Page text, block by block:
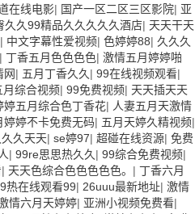
在线电影| 国产一区二区三区影院| 亚
久久99精品久久久久久酒店| 天天干天
| 中文字幕性爱视频| 色婷婷88| 久久久
| 丁香五月色色色色| 激情五月婷婷啪
网| 五月丁香久久 | 99在线视频观看|
月综合视频| 99免费视频| 天天插天天
婷五月综合色丁香花| 人妻五月天激情
婷婷不卡免费无码| 五月天婷久精视频|
久天天| se婷97| 超碰在线资源| 免费
| 99re思思热久久 | 99综合免费视频|
| 天天色综合色色色色色。 | 丁香六月
热在线观看99| 26uuu最新地址| 激情
情六月天婷婷| 亚洲小视频免费看|